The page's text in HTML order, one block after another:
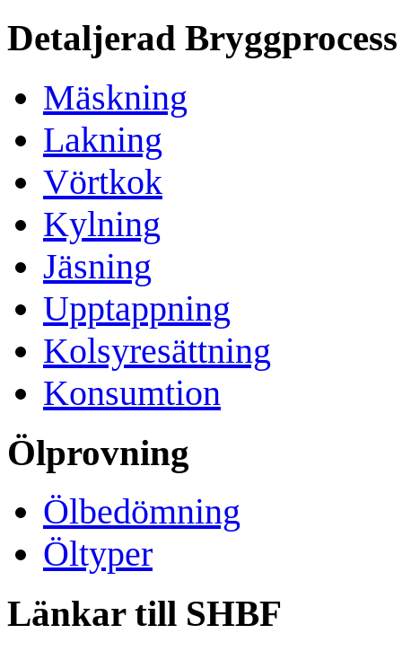
Detaljerad Bryggprocess
Mäskning
Lakning
Vörtkok
Kylning
Jäsning
Upptappning
Kolsyresättning
Konsumtion
Ölprovning
Ölbedömning
Öltyper
Länkar till SHBF